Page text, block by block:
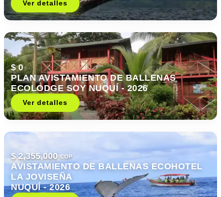
Ver detalles
$ 0
PLAN AVISTAMIENTO DE BALLENAS
ECOLODGE SOY NUQUÍ - 2026
Ver detalles
$ 2,355,000COP
AVISTAMIENTO DE BALLENAS ECOHOTEL
LA JOVISEÑA
NUQUÍ - 2026